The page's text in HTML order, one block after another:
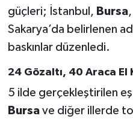
güçleri; İstanbul, Bursa,
Sakarya’da belirlenen
baskınlar düzenledi.
24 Gözaltı, 40 Araca El
5 ilde gerçekleştirilen
Bursave diğer illerde